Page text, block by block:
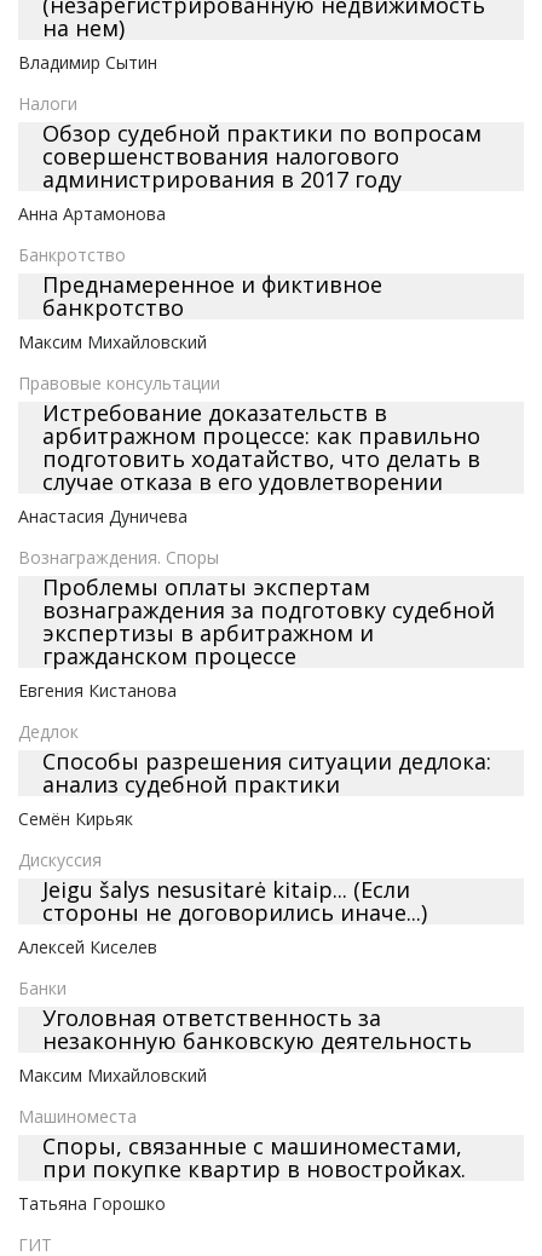
на нем)
Владимир Сытин
Налоги
Обзор судебной практики по вопросам
совершенствования налогового
администрирования в 2017 году
Анна Артамонова
Банкротство
Преднамеренное и фиктивное
банкротство
Максим Михайловский
Правовые консультации
Истребование доказательств в
арбитражном процессе: как правильно
подготовить ходатайство, что делать в
случае отказа в его удовлетворении
Анастасия Дуничева
Вознаграждения. Споры
Проблемы оплаты экспертам
вознаграждения за подготовку судебной
экспертизы в арбитражном и
гражданском процессе
Евгения Кистанова
Дедлок
Способы разрешения ситуации дедлока:
анализ судебной практики
Семён Кирьяк
Дискуссия
Jeigu šalys nesusitarė kitaip... (Если
стороны не договорились иначе...)
Алексей Киселев
Банки
Уголовная ответственность за
незаконную банковскую деятельность
Максим Михайловский
Машиноместа
Cпоры, связанные с машиноместами,
при покупке квартир в новостройках.
Татьяна Горошко
ГИТ